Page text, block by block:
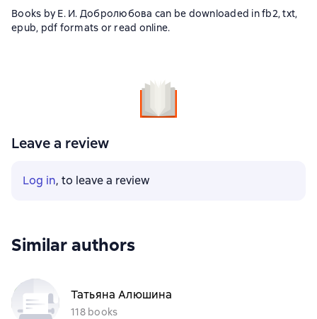
Books by Е. И. Добролюбова can be downloaded in fb2, txt,
epub, pdf formats or read online.
Leave a review
Log in, to leave a review
Similar authors
Татьяна Алюшина
118 books